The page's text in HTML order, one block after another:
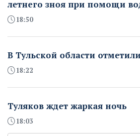
летнего зноя при помощи
18:50
В Тульской области
18:22
Туляков ждет жаркая ночь
18:03